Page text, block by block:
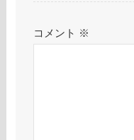
コメント ※